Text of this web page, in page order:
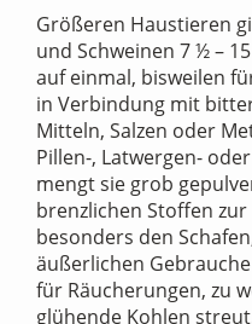
Größeren Haustieren
und Schweinen 7 ½ –
auf einmal, bisweilen
in Verbindung mit
Mitteln, Salzen oder
Pillen-, Latwergen-
mengt sie grob
brenzlichen Stoffen
besonders den
äußerlichen
für Räucherungen, zu
glühende Kohlen